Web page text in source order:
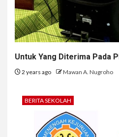
Untuk Yang Diterima Pada
2 years ago Mawan A. Nugroho
BERITA SEKOLAH